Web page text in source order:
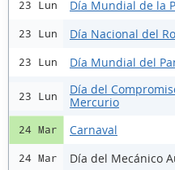
23 Lun Día Mundial de la
23 Lun Día Nacional del
23 Lun Día Mundial del
23 Lun
Día del
Mercurio
24 Mar Carnaval
24 Mar Día del Mecánico